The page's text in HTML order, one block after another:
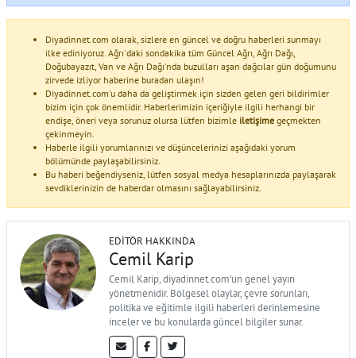
Diyadinnet.com olarak, sizlere en güncel ve doğru haberleri sunmayı
ilke ediniyoruz. Ağrı'daki sondakika tüm Güncel Ağrı, Ağrı Dağı,
Doğubayazıt, Van ve Ağrı Dağı'nda buzulları aşan dağcılar gün doğumunu
zirvede izliyor haberine buradan ulaşın!
Diyadinnet.com'u daha da geliştirmek için sizden gelen geri bildirimler
bizim için çok önemlidir. Haberlerimizin içeriğiyle ilgili herhangi bir
endişe, öneri veya sorunuz olursa lütfen bizimle iletişime geçmekten
çekinmeyin.
Haberle ilgili yorumlarınızı ve düşüncelerinizi aşağıdaki yorum
bölümünde paylaşabilirsiniz.
Bu haberi beğendiyseniz, lütfen sosyal medya hesaplarınızda paylaşarak
sevdiklerinizin de haberdar olmasını sağlayabilirsiniz.
EDITÖR HAKKINDA
Cemil Karip
Cemil Karip, diyadinnet.com'un genel yayın
yönetmenidir. Bölgesel olaylar, çevre sorunları,
politika ve eğitimle ilgili haberleri derinlemesine
inceler ve bu konularda güncel bilgiler sunar.